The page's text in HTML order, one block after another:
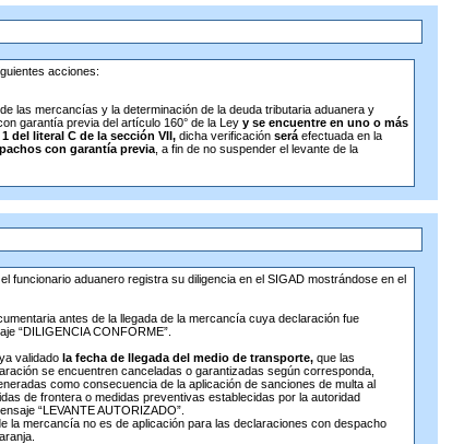
acciones:
las mercancías y la determinación de la deuda tributaria aduanera y
garantía previa del artículo 160° de la Ley y se encuentre en uno o más
del literal C de la sección VII, dicha verificación será efectuada en la
con garantía previa, a fin de no suspender el levante de la
funcionario aduanero registra su diligencia en el SIGAD mostrándose en el
antes de la llegada de la mercancía cuya declaración fue
“DILIGENCIA CONFORME”.
validado la fecha de llegada del medio de transporte,que las
se encuentren canceladas o garantizadas según corresponda,
como consecuencia de la aplicación de sanciones de multa al
de frontera o medidas preventivas establecidas por la autoridad
“LEVANTE AUTORIZADO”.
la mercancía no es de aplicación para las declaraciones con despacho